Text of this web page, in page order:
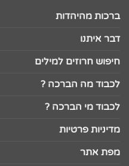
ברכות מהיהדות
דבר איתנו
חיפוש חרוזים למילים
לכבוד מה הברכה ?
לכבוד מי הברכה ?
מדיניות פרטיות
מפת אתר